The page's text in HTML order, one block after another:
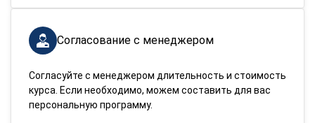
Согласование с менеджером
Согласуйте с менеджером длительность и стоимость
курса. Если необходимо, можем составить для вас
персональную программу.